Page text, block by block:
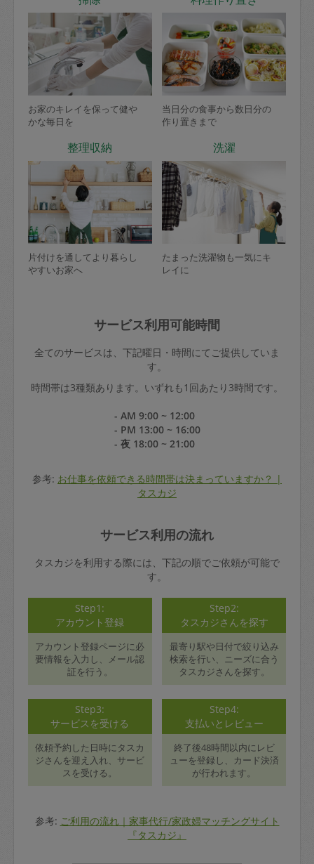
お家のキレイを保って健や
かな毎日を
当日分の食事から数日分の
作り置きまで
整理収納
片付けを通してより暮らし
やすいお家へ
洗濯
たまった洗濯物も一気にキ
レイに
サービス利用可能時間
全てのサービスは、下記曜日・時間にてご提供していま
す。
時間帯は3種類あります。いずれも1回あたり3時間です。
- AM 9:00 ~ 12:00
- PM 13:00 ~ 16:00
- 夜 18:00 ~ 21:00
参考: お仕事を依頼できる時間帯は決まっていますか？ |
タスカジ
サービス利用の流れ
タスカジを利用する際には、下記の順でご依頼が可能で
す。
Step1:
アカウント登録
アカウント登録ページに必
要情報を入力し、メール認
証を行う。
Step2:
タスカジさんを探す
最寄り駅や日付で絞り込み
検索を行い、ニーズに合う
タスカジさんを探す。
Step3:
サービスを受ける
依頼予約した日時にタスカ
ジさんを迎え入れ、サービ
スを受ける。
Step4:
支払いとレビュー
終了後48時間以内にレビ
ューを登録し、カード決済
が行われます。
参考: ご利用の流れ｜家事代行/家政婦マッチングサイト
『タスカジ』